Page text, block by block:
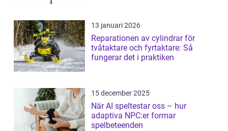
13 januari 2026
Reparationen av cylindrar för
tvåtaktare och fyrtaktare: Så
fungerar det i praktiken
15 december 2025
När AI speltestar oss – hur
adaptiva NPC:er formar
spelbeteenden